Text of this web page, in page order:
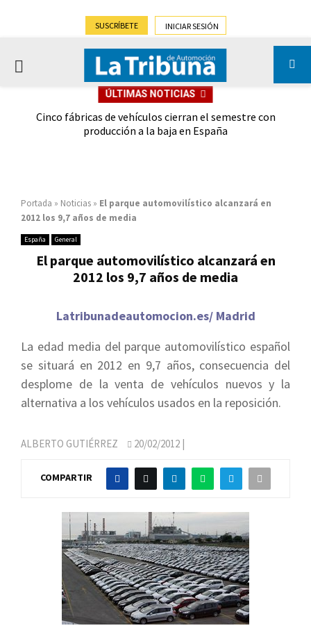
SUSCRÍBETE INICIAR SESIÓN
PRIMARY
ÚLTIMAS NOTICIAS
Cinco fábricas de vehículos cierran el semestre con
producción a la baja en España
Portada » Noticias » El parque automovilístico alcanzará en
2012 los 9,7 años de media
España General
El parque automovilístico alcanzará en
2012 los 9,7 años de media
Latribunadeautomocion.es/ Madrid
La edad media del parque automovilístico español
se situará en 2012 en 9,7 años, consecuencia del
desplome de la venta de vehículos nuevos y la
alternativa a los vehículos usados en la reposición.
ALBERTO GUTIÉRREZ 20/02/2012 |
COMPARTIR